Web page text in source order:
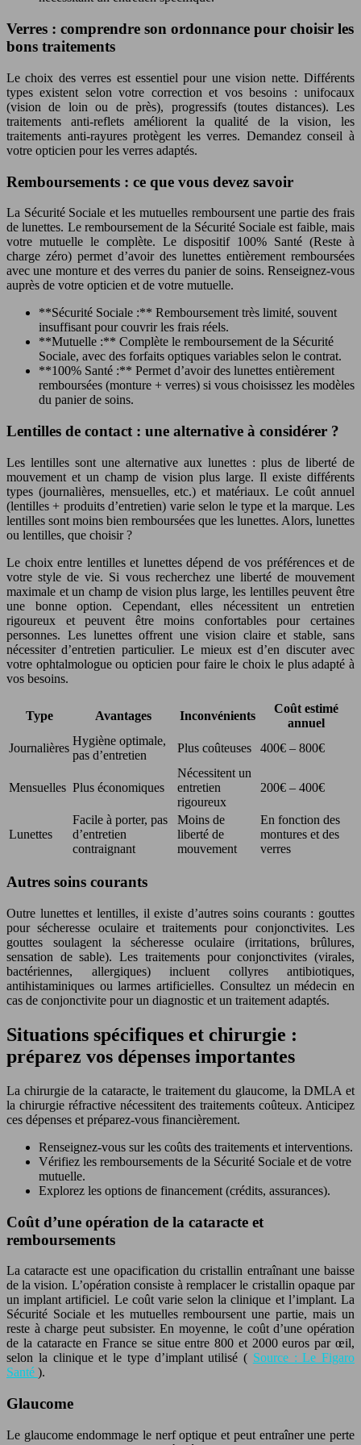
Verres : comprendre son ordonnance pour choisir les
bons traitements
Le choix des verres est essentiel pour une vision nette. Différents
types existent selon votre correction et vos besoins : unifocaux
(vision de loin ou de près), progressifs (toutes distances). Les
traitements anti-reflets améliorent la qualité de la vision, les
traitements anti-rayures protègent les verres. Demandez conseil à
votre opticien pour les verres adaptés.
Remboursements : ce que vous devez savoir
La Sécurité Sociale et les mutuelles remboursent une partie des frais
de lunettes. Le remboursement de la Sécurité Sociale est faible, mais
votre mutuelle le complète. Le dispositif 100% Santé (Reste à
charge zéro) permet d’avoir des lunettes entièrement remboursées
avec une monture et des verres du panier de soins. Renseignez-vous
auprès de votre opticien et de votre mutuelle.
**Sécurité Sociale :** Remboursement très limité, souvent
insuffisant pour couvrir les frais réels.
**Mutuelle :** Complète le remboursement de la Sécurité
Sociale, avec des forfaits optiques variables selon le contrat.
**100% Santé :** Permet d’avoir des lunettes entièrement
remboursées (monture + verres) si vous choisissez les modèles
du panier de soins.
Lentilles de contact : une alternative à considérer ?
Les lentilles sont une alternative aux lunettes : plus de liberté de
mouvement et un champ de vision plus large. Il existe différents
types (journalières, mensuelles, etc.) et matériaux. Le coût annuel
(lentilles + produits d’entretien) varie selon le type et la marque. Les
lentilles sont moins bien remboursées que les lunettes. Alors, lunettes
ou lentilles, que choisir ?
Le choix entre lentilles et lunettes dépend de vos préférences et de
votre style de vie. Si vous recherchez une liberté de mouvement
maximale et un champ de vision plus large, les lentilles peuvent être
une bonne option. Cependant, elles nécessitent un entretien
rigoureux et peuvent être moins confortables pour certaines
personnes. Les lunettes offrent une vision claire et stable, sans
nécessiter d’entretien particulier. Le mieux est d’en discuter avec
votre ophtalmologue ou opticien pour faire le choix le plus adapté à
vos besoins.
Type Avantages Inconvénients
Coût estimé
annuel
Journalières
Hygiène optimale,
pas d’entretien
Plus coûteuses 400€ – 800€
Mensuelles Plus économiques
Nécessitent un
entretien
rigoureux
200€ – 400€
Lunettes
Facile à porter, pas
d’entretien
contraignant
Moins de
liberté de
mouvement
En fonction des
montures et des
verres
Autres soins courants
Outre lunettes et lentilles, il existe d’autres soins courants : gouttes
pour sécheresse oculaire et traitements pour conjonctivites. Les
gouttes soulagent la sécheresse oculaire (irritations, brûlures,
sensation de sable). Les traitements pour conjonctivites (virales,
bactériennes, allergiques) incluent collyres antibiotiques,
antihistaminiques ou larmes artificielles. Consultez un médecin en
cas de conjonctivite pour un diagnostic et un traitement adaptés.
Situations spécifiques et chirurgie :
préparez vos dépenses importantes
La chirurgie de la cataracte, le traitement du glaucome, la DMLA et
la chirurgie réfractive nécessitent des traitements coûteux. Anticipez
ces dépenses et préparez-vous financièrement.
Renseignez-vous sur les coûts des traitements et interventions.
Vérifiez les remboursements de la Sécurité Sociale et de votre
mutuelle.
Explorez les options de financement (crédits, assurances).
Coût d’une opération de la cataracte et
remboursements
La cataracte est une opacification du cristallin entraînant une baisse
de la vision. L’opération consiste à remplacer le cristallin opaque par
un implant artificiel. Le coût varie selon la clinique et l’implant. La
Sécurité Sociale et les mutuelles remboursent une partie, mais un
reste à charge peut subsister. En moyenne, le coût d’une opération
de la cataracte en France se situe entre 800 et 2000 euros par œil,
selon la clinique et le type d’implant utilisé ( Source : Le Figaro
Santé ).
Glaucome
Le glaucome endommage le nerf optique et peut entraîner une perte